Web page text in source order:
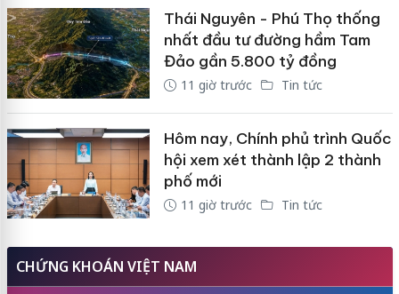
Thái Nguyên - Phú Thọ thống
nhất đầu tư đường hầm Tam
Đảo gần 5.800 tỷ đồng
11 giờ trước Tin tức
Hôm nay, Chính phủ trình Quốc
hội xem xét thành lập 2 thành
phố mới
11 giờ trước Tin tức
CHỨNG KHOÁN VIỆT NAM